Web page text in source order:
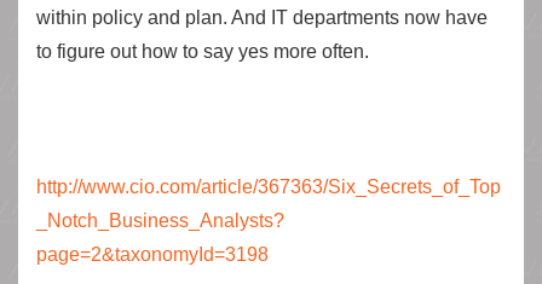
within policy and plan. And IT departments now have
to figure out how to say yes more often.
http://www.cio.com/article/367363/Six_Secrets_of_Top
_Notch_Business_Analysts?
page=2&taxonomyId=3198